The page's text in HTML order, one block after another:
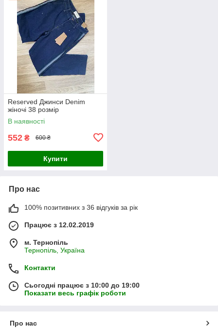
Reserved Джинси Denim
жіночі 38 розмір
В наявності
552 ₴ 600 ₴
Купити
Про нас
100% позитивних з 36 відгуків за рік
Працює з 12.02.2019
м. Тернопіль
Тернопіль, Україна
Контакти
Сьогодні працює з 10:00 до 19:00
Показати весь графік роботи
Про нас